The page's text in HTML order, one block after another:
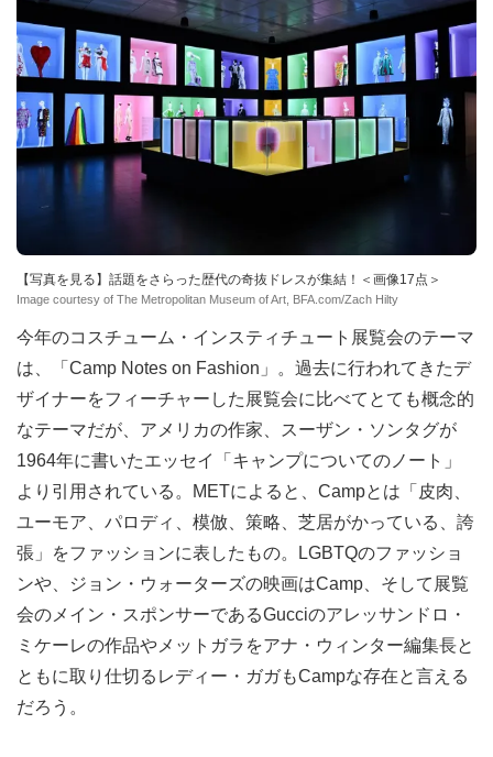
【写真を見る】話題をさらった歴代の奇抜ドレスが集結！＜画像17点＞
Image courtesy of The Metropolitan Museum of Art, BFA.com/Zach Hilty
今年のコスチューム・インスティチュート展覧会のテーマ
は、「Camp Notes on Fashion」。過去に行われてきたデ
ザイナーをフィーチャーした展覧会に比べてとても概念的
なテーマだが、アメリカの作家、スーザン・ソンタグが
1964年に書いたエッセイ「キャンプについてのノート」
より引用されている。METによると、Campとは「皮肉、
ユーモア、パロディ、模倣、策略、芝居がかっている、誇
張」をファッションに表したもの。LGBTQのファッショ
ンや、ジョン・ウォーターズの映画はCamp、そして展覧
会のメイン・スポンサーであるGucciのアレッサンドロ・
ミケーレの作品やメットガラをアナ・ウィンター編集長と
ともに取り仕切るレディー・ガガもCampな存在と言える
だろう。